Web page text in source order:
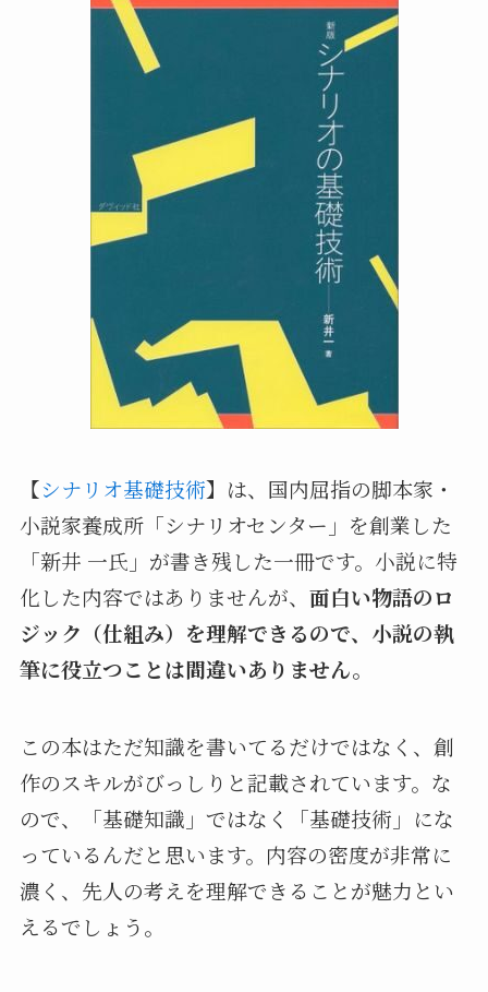
【シナリオ基礎技術】は、国内屈指の脚本家・
小説家養成所「シナリオセンター」を創業した
「新井 一氏」が書き残した一冊です。小説に特
化した内容ではありませんが、 面白い物語のロ
ジック（仕組み）を理解できるので、小説の執
筆に役立つことは間違いありません。
この本はただ知識を書いてるだけではなく、創
作のスキルがびっしりと記載されています。な
ので、「基礎知識」ではなく「基礎技術」にな
っているんだと思います。内容の密度が非常に
濃く、先人の考えを理解できることが魅力とい
えるでしょう。